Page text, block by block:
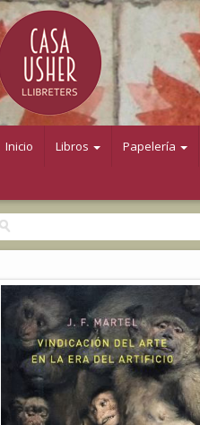
Inicio Libros Papelería